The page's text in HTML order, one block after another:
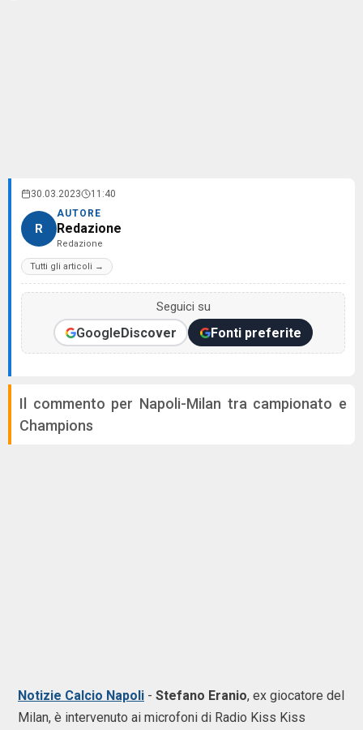
30.03.2023 11:40
R
AUTORE
Redazione
Redazione
Tutti gli articoli →
Seguici su
GoogleDiscover Fonti preferite
Il commento per Napoli-Milan tra campionato e
Champions
Notizie Calcio Napoli - Stefano Eranio, ex giocatore del
Milan, è intervenuto ai microfoni di Radio Kiss Kiss